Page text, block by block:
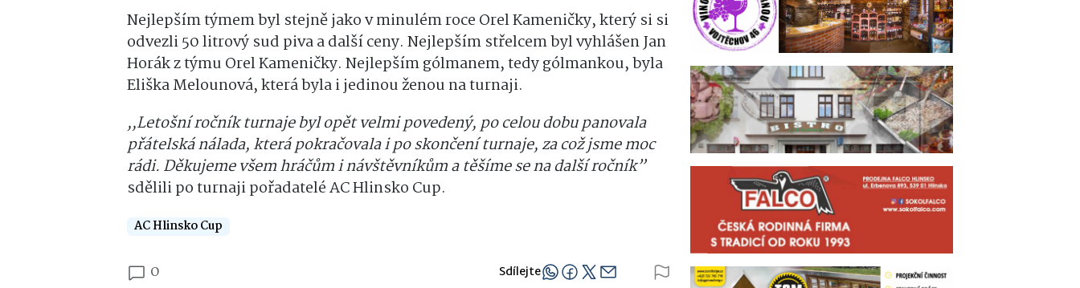
Nejlepším týmem byl stejně jako v minulém roce Orel Kameničky, který si si
odvezli 50 litrový sud piva a další ceny. Nejlepším střelcem byl vyhlášen Jan
Horák z týmu Orel Kameničky. Nejlepším gólmanem, tedy gólmankou, byla
Eliška Melounová, která byla i jedinou ženou na turnaji.
,,Letošní ročník turnaje byl opět velmi povedený, po celou dobu panovala
přátelská nálada, která pokračovala i po skončení turnaje, za což jsme moc
rádi. Děkujeme všem hráčům i návštěvníkům a těšíme se na další ročník”
sdělili po turnaji pořadatelé AC Hlinsko Cup.
AC Hlinsko Cup
0 Sdílejte